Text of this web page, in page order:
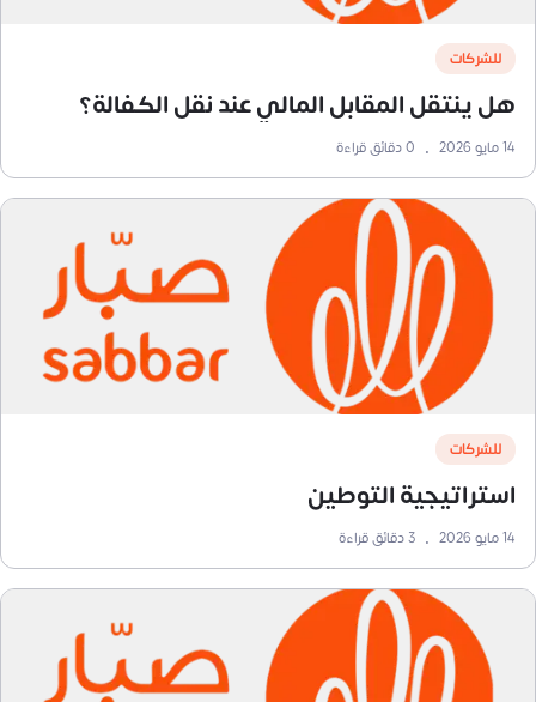
للشركات
هل ينتقل المقابل المالي عند نقل الكفالة؟
14 مايو 2026 •
0دقائق قراءة
للشركات
استراتيجية التوطين
14 مايو 2026 •
3دقائق قراءة